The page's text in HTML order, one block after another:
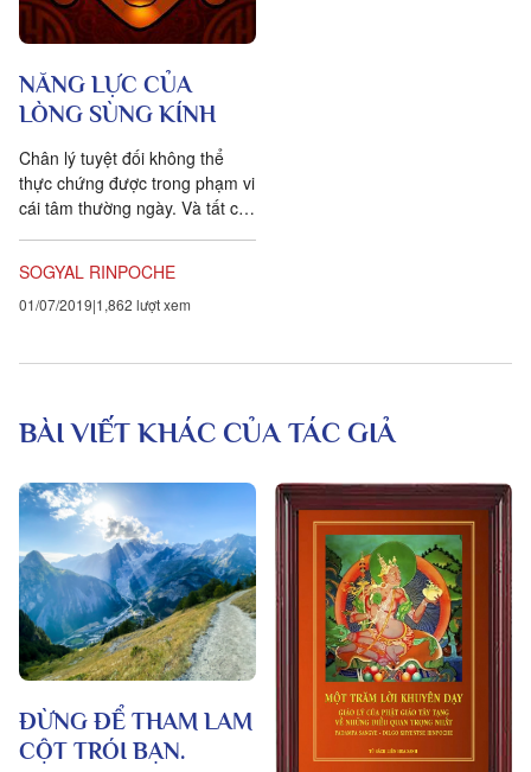
NĂNG LỰC CỦA
LÒNG SÙNG KÍNH
Chân lý tuyệt đối không thể
thực chứng được trong phạm vi
cái tâm thường ngày. Và tất cả
tâm thường ngày là trái tim.
Con đường của trái tim là sự
SOGYAL RINPOCHE
01/07/2019 1,862 lượt xem
BÀI VIẾT KHÁC CỦA TÁC GIẢ
ĐỪNG ĐỂ THAM LAM
CỘT TRÓI BẠN.